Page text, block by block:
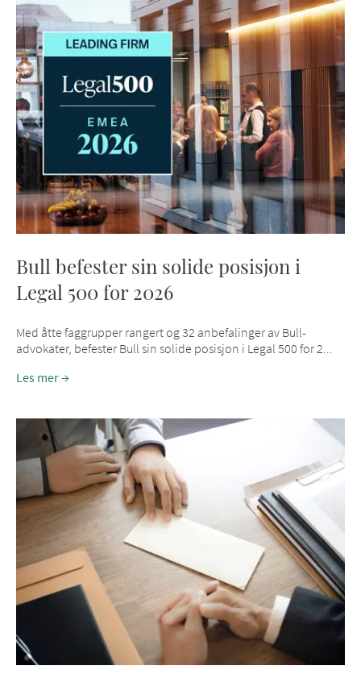
Bull befester sin solide posisjon i
Legal 500 for 2026
Med åtte faggrupper rangert og 32 anbefalinger av Bull-
advokater, befester Bull sin solide posisjon i Legal 500 for 2...
Les mer